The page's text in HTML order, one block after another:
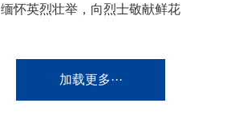
缅怀英烈壮举，向烈士敬献鲜花
加载更多···